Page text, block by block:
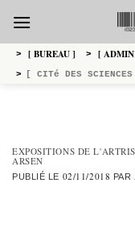
contenu
> [ BUREAU ] > [
> [ CITé DES
EXPOSITIONS DE
ARSEN
PUBLIÉ LE 02/11/2018 PAR